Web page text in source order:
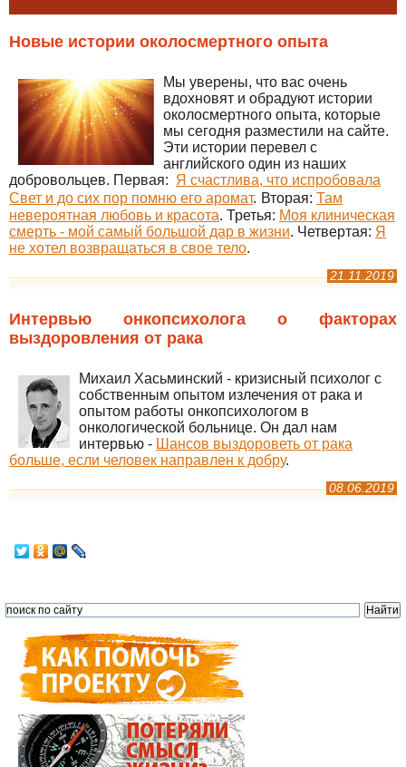
Новые истории околосмертного опыта
Мы уверены, что вас очень
вдохновят и обрадуют истории
околосмертного опыта, которые
мы сегодня разместили на сайте.
Эти истории перевел с
английского один из наших
добровольцев. Первая: Я счастлива, что испробовала
Свет и до сих пор помню его аромат. Вторая: Там
невероятная любовь и красота. Третья: Моя клиническая
смерть - мой самый большой дар в жизни. Четвертая: Я
не хотел возвращаться в свое тело.
21.11.2019
Интервью онкопсихолога о факторах
выздоровления от рака
Михаил Хасьминский - кризисный психолог с
собственным опытом излечения от рака и
опытом работы онкопсихологом в
онкологической больнице. Он дал нам
интервью - Шансов выздороветь от рака
больше, если человек направлен к добру.
08.06.2019